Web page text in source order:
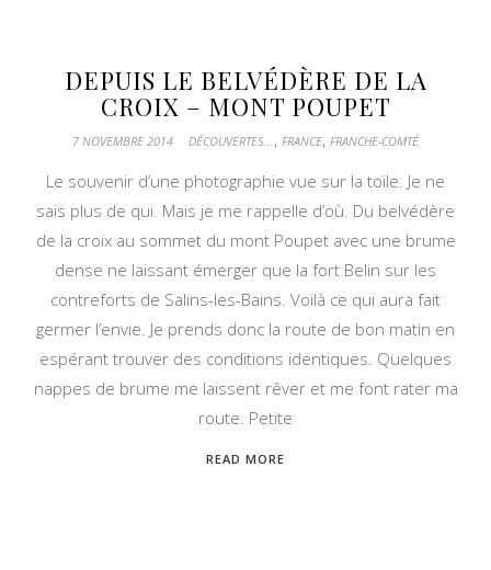
DEPUIS LE BELVÉDÈRE DE LA
CROIX – MONT POUPET
7 NOVEMBRE 2014 DÉCOUVERTES..., FRANCE, FRANCHE-COMTÉ
Le souvenir d’une photographie vue sur la toile. Je ne
sais plus de qui. Mais je me rappelle d’où. Du belvédère
de la croix au sommet du mont Poupet avec une brume
dense ne laissant émerger que la fort Belin sur les
contreforts de Salins-les-Bains. Voilà ce qui aura fait
germer l’envie. Je prends donc la route de bon matin en
espérant trouver des conditions identiques. Quelques
nappes de brume me laissent rêver et me font rater ma
route. Petite
READ MORE